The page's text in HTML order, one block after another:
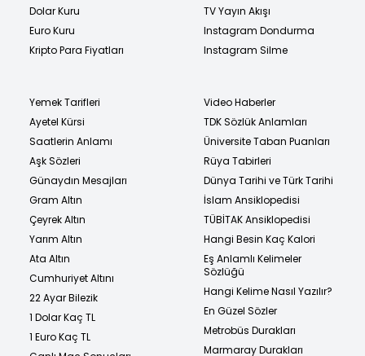
Dolar Kuru
Euro Kuru
Kripto Para Fiyatları
TV Yayın Akışı
Instagram Dondurma
Instagram Silme
Yemek Tarifleri
Ayetel Kürsi
Saatlerin Anlamı
Aşk Sözleri
Günaydın Mesajları
Gram Altın
Çeyrek Altın
Yarım Altın
Ata Altın
Cumhuriyet Altını
22 Ayar Bilezik
1 Dolar Kaç TL
1 Euro Kaç TL
Video Haberler
TDK Sözlük Anlamları
Üniversite Taban Puanları
Rüya Tabirleri
Dünya Tarihi ve Türk Tarihi
İslam Ansiklopedisi
TÜBİTAK Ansiklopedisi
Hangi Besin Kaç Kalori
Eş Anlamlı Kelimeler
Sözlüğü
Hangi Kelime Nasıl Yazılır?
En Güzel Sözler
Metrobüs Durakları
Marmaray Durakları